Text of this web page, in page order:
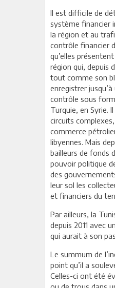
Il est difficile de
système financier
la région et au
contrôle financier
qu’elles
région qui, depuis
tout comme son
enregistrer
contrôle sous
Turquie, en Syrie.
circuits
commerce
libyennes. Mais
bailleurs de fonds
pouvoir politique
des
leur sol les
et financiers du
Par ailleurs, la
depuis 2011 avec
qui aurait à son
Le summum de
point qu’il a
Celles-ci ont été